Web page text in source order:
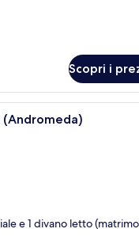
Scopri i
Una
(Andromeda)
e 1 divano letto